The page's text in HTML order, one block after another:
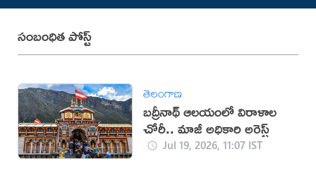
సంబంధిత పోస్ట్
తెలంగాణ
బద్రీనాథ్ ఆలయంలో విరాళాల
చోరీ.. మాజీ అధికారి అరెస్ట్
Jul 19, 2026, 11:07 IST